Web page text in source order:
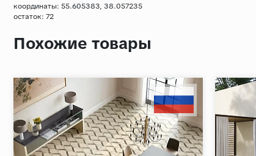
координаты: 55.605383, 38.057235
остаток: 72
Похожие товары